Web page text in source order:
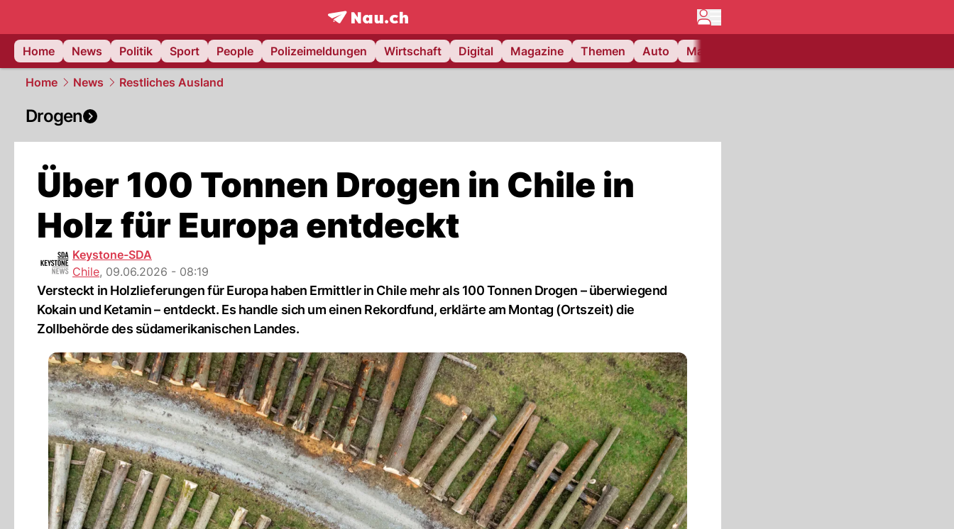
frontpage.NAU.ch
Home
News Politik Sport People Polizeimeldungen Wirtschaft Digital Magazine Themen Auto Matchcenter
Home News Restliches Ausland
Drogen
Über 100 Tonnen Drogen in Chile in
Holz für Europa entdeckt
Keystone-SDA
Chile, 09.06.2026 - 08:19
Versteckt in Holzlieferungen für Europa haben Ermittler in Chile mehr als 100 Tonnen Drogen – überwiegend
Kokain und Ketamin – entdeckt. Es handle sich um einen Rekordfund, erklärte am Montag (Ortszeit) die
Zollbehörde des südamerikanischen Landes.